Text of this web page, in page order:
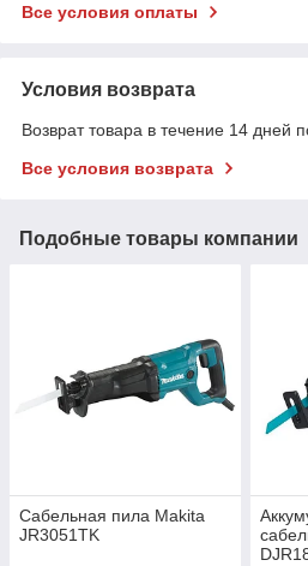
Все условия оплаты
Условия возврата
Возврат товара в течение 14 дней
Все условия возврата
Подобные товары компании
Сабельная пила Makita
JR3051TK